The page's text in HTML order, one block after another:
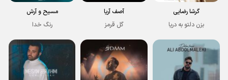
گرشا رضایی
بزن دلتو به دریا
آصف آریا
گل قرمز
مسیح و آرش
رنگ خدا